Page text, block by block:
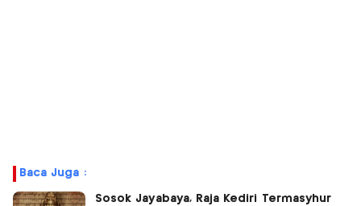
Baca Juga :
Sosok Jayabaya, Raja Kediri Termasyhur